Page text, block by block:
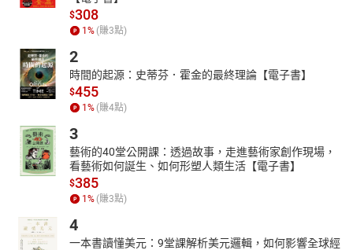
04段子1-戰劇雜談四
05段子2-空城計一
06段子2-空城計二
07段子3-黃鶴樓一
08段子3-黃鶴樓二
09段子3-黃鶴樓三
11段子3-黃鶴樓五
12段子3-黃鶴樓六
$308
1 % (賺3點)
2
時間的起源：史蒂芬．霍金的最終理論【電子書】
$455
1 % (賺4點)
3
藝術的40堂公開課：透過故事，走進藝術家創作現場，
看藝術如何誕生、如何形塑人類生活【電子書】
$385
1 % (賺3點)
4
一本書讀懂美元：9堂課解析美元邏輯，如何影響全球經